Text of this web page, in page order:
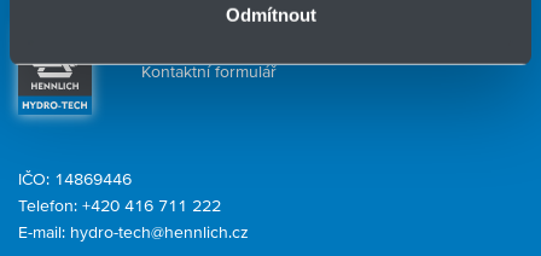
Odmítnout
Kontaktní osoby
Kontaktní formulář
IČO: 14869446
Telefon: +420 416 711 222
E-mail: hydro-tech@hennlich.cz